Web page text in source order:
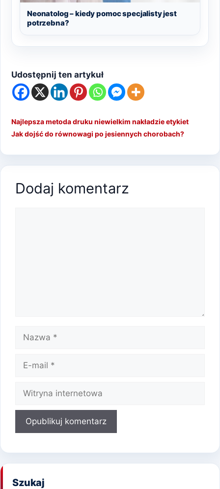
Neonatolog – kiedy pomoc specjalisty jest
potrzebna?
Udostępnij ten artykuł
Najlepsza metoda druku niewielkim nakładzie etykiet
Jak dojść do równowagi po jesiennych chorobach?
Dodaj komentarz
Nazwa
Witryna
Szukaj